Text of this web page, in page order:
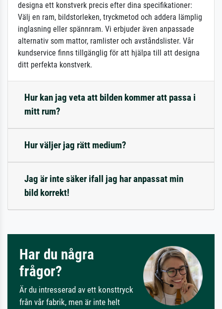
designa ett konstverk precis efter dina specifikationer:
Välj en ram, bildstorleken, tryckmetod och addera lämplig
inglasning eller spännram. Vi erbjuder även anpassade
alternativ som mattor, ramlister och avståndslister. Vår
kundservice finns tillgänglig för att hjälpa till att designa
ditt perfekta konstverk.
Hur kan jag veta att bilden kommer att passa i
mitt rum?
Hur väljer jag rätt medium?
Jag är inte säker ifall jag har anpassat min
bild korrekt!
Har du några
frågor?
Är du intresserad av ett konsttryck
från vår fabrik, men är inte helt